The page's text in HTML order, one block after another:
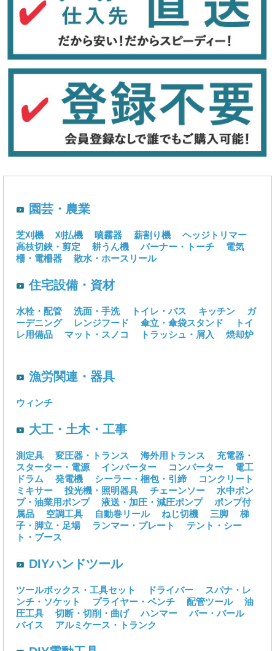
園芸・農業
芝刈機 刈払機 噴霧器 薪割り機
ヘッジトリマー
高枝切鋏・剪定
耕うん機 バーナー・トーチ
電気
柵・電柵器
散水・ホースリール
住宅設備・資材
水栓・配管 洗面・手洗 トイレ・バス キッチン
ガ
ーデニング
レンジフード 傘立・傘袋スタンド
トイ
レ用備品
マット・スノコ トラッシュ・屑入 焼却炉
漁労関連・器具
ウィンチ
大工・土木・工事
測定具 変圧器・トランス 海外用トランス
充電器・
スターター・電源
インバーター コンバーター
電工
ドラム
発電機 シーラー・梱包・引締
コンクリート
ミキサー
投光機・照明器具 チェーンソー
水中ポン
プ・油業用ポンプ
液送・加圧・減圧ポンプ
ポンプ付
属品
空調工具 自動巻リール ねじ切機 三脚
梯
子・脚立・足場
ランマー・プレート
テント・シー
ト・ブース
DIYハンドツール
ツールボックス・工具セット ドライバー
スパナ・レ
ンチ・ソケット
プライヤー・ペンチ 配管ツール
油
圧工具
切断・切削・曲げ ハンマー
バー・バール
バイス
アルミケース・トランク